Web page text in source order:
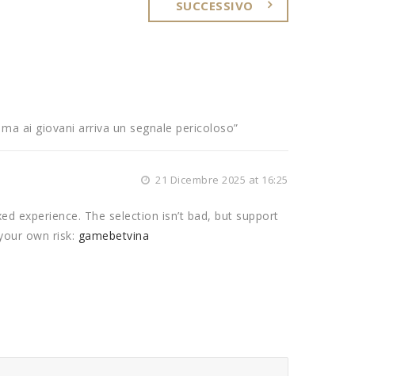
SUCCESSIVO
ai giovani arriva un segnale pericoloso”
21 Dicembre 2025 at 16:25
experience. The selection isn’t bad, but support
own risk: gamebetvina